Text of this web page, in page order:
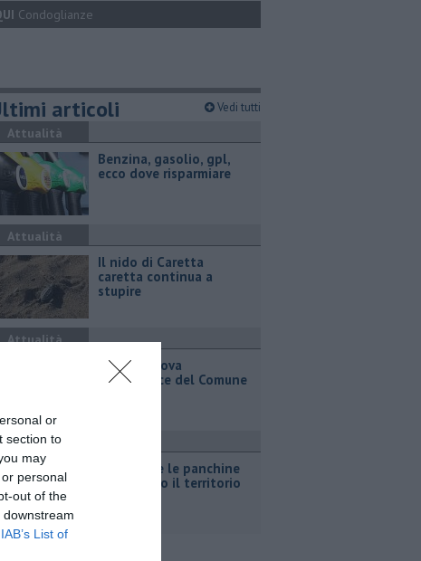
or
section to
may
personal
out of the
IAB’s List of
Condoglianze
articoli Vedi tutti
Attualità
​Benzina, gasolio, gpl,
ecco dove risparmiare
Attualità
Il nido di Caretta
caretta continua a
stupire
Attualità
Ecco la nuova
asfaltatrice del Comune
Attualità
Così anche le panchine
raccontano il territorio